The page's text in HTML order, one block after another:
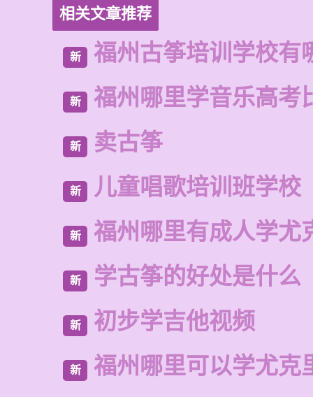
相关文章推荐
新 福州古筝培训学校有
新 福州哪里学音乐高考
新 卖古筝
新 儿童唱歌培训班学校
新 福州哪里有成人学尤
新 学古筝的好处是什么
新 初步学吉他视频
新 福州哪里可以学尤克